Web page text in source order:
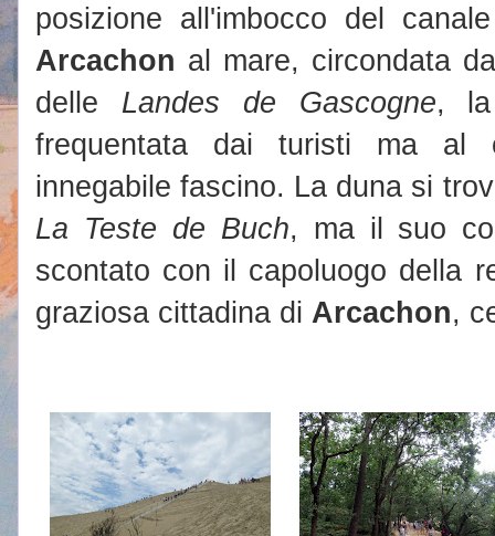
posizione all'imbocco del
Arcachon al mare, circondata
delle Landes de Gascogne, la
frequentata dai turisti ma al
innegabile fascino. La duna si
La Teste de Buch, ma il suo
scontato con il capoluogo della
graziosa cittadina di Arcachon,